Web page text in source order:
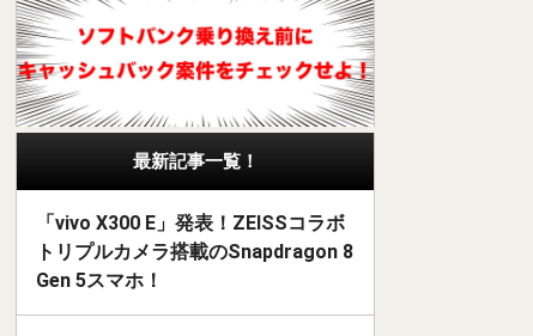
最新記事一覧！
「vivo X300 E」発表！ZEISSコラボ
トリプルカメラ搭載のSnapdragon 8
Gen 5スマホ！